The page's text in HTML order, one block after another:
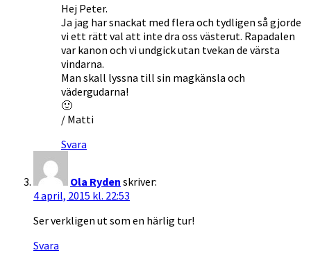
Hej Peter.
Ja jag har snackat med flera och tydligen så gjorde
vi ett rätt val att inte dra oss västerut. Rapadalen
var kanon och vi undgick utan tvekan de värsta
vindarna.
Man skall lyssna till sin magkänsla och
vädergudarna!
🙂
/ Matti
Svara
Ola Ryden skriver:
4 april, 2015 kl. 22:53
Ser verkligen ut som en härlig tur!
Svara